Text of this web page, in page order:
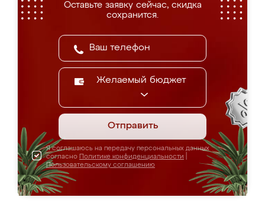
Оставьте заявку сейчас, скидка
сохранится.
Желаемый бюджет
Отправить
Я соглашаюсь на передачу персональных данных
согласно Политике конфиденциальности
Пользовательскому соглашению